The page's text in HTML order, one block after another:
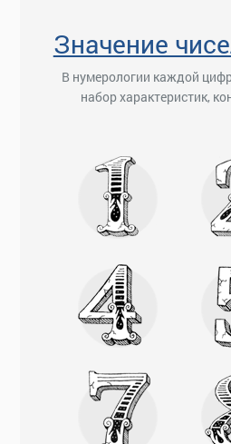
Значение
В нумерологии каждой
набор характеристик,